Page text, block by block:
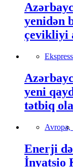
yenidən
çevikliyi
yeni
tətbiq
Avropa,
Enerji
İnyatsio